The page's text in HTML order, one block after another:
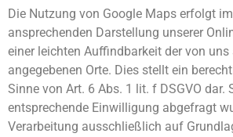
Die Nutzung von Google Maps erfolgt
ansprechenden Darstellung unserer
einer leichten Auffindbarkeit der von uns
angegebenen Orte. Dies stellt ein
Sinne von Art. 6 Abs. 1 lit. f DSGVO dar.
entsprechende Einwilligung abgefragt
Verarbeitung ausschließlich auf